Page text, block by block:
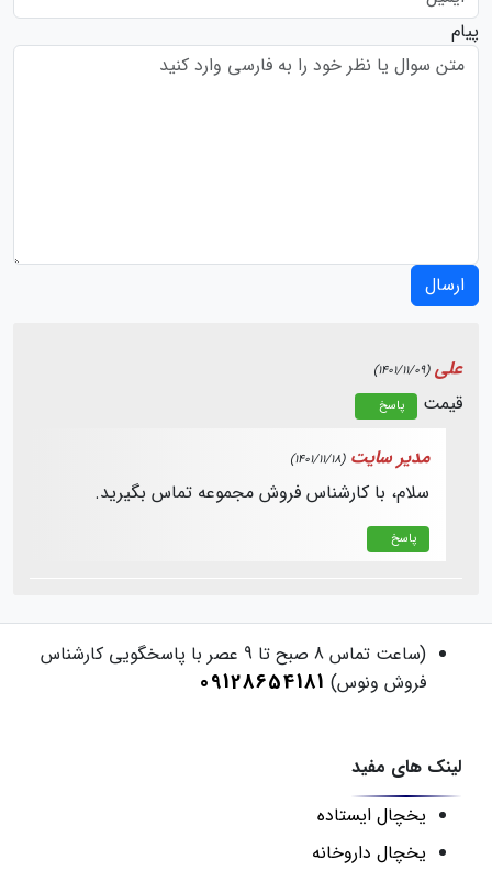
پیام
ارسال
علی (1401/11/09)
قیمت پاسخ
مدیر سایت (1401/11/18)
سلام، با کارشناس فروش مجموعه تماس بگیرید.
پاسخ
(ساعت تماس 8 صبح تا 9 عصر با پاسخگویی کارشناس
فروش ونوس) 09128654181
لینک های مفید
یخچال ایستاده
یخچال داروخانه